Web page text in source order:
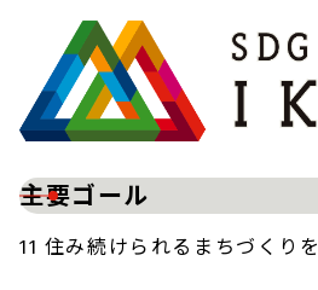
主要ゴール
11 住み続けられるまちづくりを